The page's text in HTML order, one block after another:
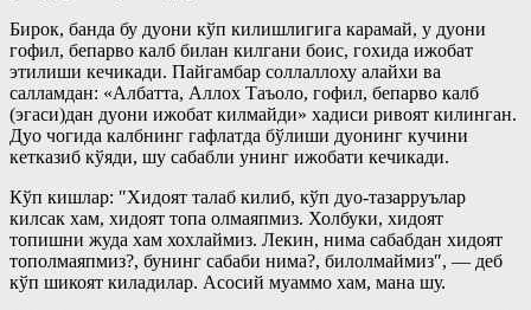
Асмоул-Ҳусно/Аллоҳнинг гўзал
исмларининг енгил шарҳи
Пайғамбар ҳадисларидан тарбия
дарслари
Рамазон суҳбатлари шайх Усаймин
китоблари асосида
Солиҳ амалларнинг ажру-
савоблари ҳақида - Энг фойдали
тижорат
Рамазон
Никоҳ китоби
Рўза китоби
Талоқ китоби
Таҳорат китоби
Ўлик ерни тирилтириш ва мубоҳ
нарсаларга эгалик қилиш ҳақидаги
китоб
Ҳаж китоби
Бирок, банда бу дуони кўп килишлигига карамай, у дуони
гофил, бепарво калб билан килгани боис, гохида ижобат
этилиши кечикади. Пайгамбар соллаллоху алайхи ва
салламдан: «Албатта, Аллох Таъоло, гофил, бепарво калб
(эгаси)дан дуони ижобат килмайди» хадиси ривоят килинган.
Дуо чогида калбнинг гафлатда бўлиши дуонинг кучини
кетказиб кўяди, шу сабабли унинг ижобати кечикади.
Кўп кишлар: ″Хидоят талаб килиб, кўп дуо-тазарруълар
килсак хам, хидоят топа олмаяпмиз. Холбуки, хидоят
топишни жуда хам хохлаймиз. Лекин, нима сабабдан хидоят
тополмаяпмиз?, бунинг сабаби нима?, билолмаймиз″, — деб
кўп шикоят киладилар. Асосий муаммо хам, мана шу.